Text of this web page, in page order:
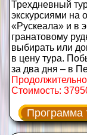
Трехдневный
экскурсиями на
«Рускеала» и в
гранатовому
выбирать или
в цену тура.
за два дня – в
Стоимость:
Программа